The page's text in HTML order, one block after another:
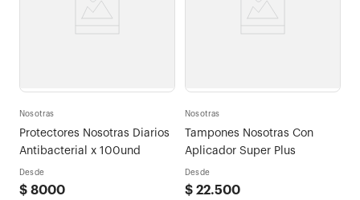
Nosotras
Protectores Nosotras Diarios
Antibacterial x 100und
Desde
$ 8000
Nosotras
Tampones Nosotras Con
Aplicador Super Plus
Desde
$ 22.500